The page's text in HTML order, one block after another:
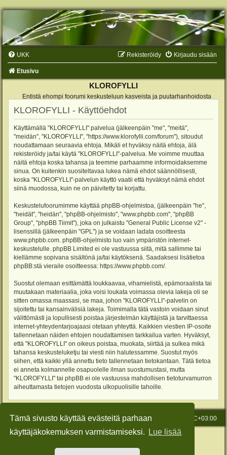
Tämä sivusto käyttää evästeitä parhaan
käyttäjäkokemuksen varmistamiseksi.
Lue lisää
UKK Kirjaudu sisään
Rekisteröidy
Etusivu
KLOROFYLLI
Entistä ehompi foorumi keskusteluun kasveista ja puutarhanhoidosta
KLOROFYLLI - Käyttöehdot
Käyttämällä "KLOROFYLLI" palvelua (jälkeenpäin "me", "meitä",
"meidän", "KLOROFYLLI", "https://www.klorofylli.com/forum"), sitoudut
noudattamaan seuraavia ehtoja. Mikäli et hyväksy näitä ehtoja, älä
rekisteröidy ja/tai käytä "KLOROFYLLI"-palvelua. Me voimme muuttaa
näitä ehtoja koska tahansa ja teemme parhaamme informoidaksemme
sinua. On kuitenkin suositeltavaa lukea nämä ehdot säännöllisesti,
koska "KLOROFYLLI"-palvelun käyttö vaatii että hyväksyt nämä ehdot
siinä muodossa, kuin ne on päivitetty tai korjattu.
Keskustelufoorumimme käyttää phpBB-ohjelmistoa, (jälkeenpäin "he",
"heidät", "heidän", "phpBB-ohjelmisto", "www.phpbb.com", "phpBB
Group", "phpBB Tiimit"), joka on julkaistu "General Public License v2" -
lisenssillä (jälkeenpäin "GPL") ja se voidaan ladata osoitteesta
www.phpbb.com . phpBB-ohjelmisto luo vain ympäristön internet-
keskustelulle. phpBB Limited ei ole vastuussa siitä, mitä sallimme tai
kiellämme sopivana sisältönä ja/tai käytöksenä. Saadaksesi lisätietoa
phpBB:stä vieraile osoitteessa: https://www.phpbb.com/.
Suostut olemaan esittämättä loukkaavaa, vihamielistä, epämoraalista tai
muutakaan materiaalia, joka voisi loukata voimassa olevia lakeja oli se
sitten omassa maassasi, se maa, johon "KLOROFYLLI"-palvelin on
sijoitettu tai kansainvälisiä lakeja. Toimimalla tätä vastoin voidaan sinut
välittömästi ja lopullisesti poistaa järjestelmän käyttäjistä ja tarvittaessa
internet-yhteydentarjoajaasi otetaan yhteyttä. Kaikkien viestien IP-osoite
tallennetaan näiden ehtojen noudattamisen tarkkailua varten. Hyväksyt,
että "KLOROFYLLI" on oikeus poistaa, muokata, siirtää ja sulkea mikä
tahansa keskusteluketju tai viesti niin halutessamme. Suostut myös
siihen, että kaikki yllä annettu tieto tallennetaan tietokantaan. Tätä tietoa
ei anneta kolmannelle osapuolelle ilman suostumustasi, mutta
"KLOROFYLLI" tai phpBB ei ole vastuussa mahdollisen tietoturvamurron
aiheuttamasta tietojen vuodosta ulkopuolisille tahoille.
Etusivu Kaikki ajat ovat UTC+03:00
Viesti Ylläpidolle
Keskustelufoorumin ohjelmistophpBB® Forum Software © phpBB Limited